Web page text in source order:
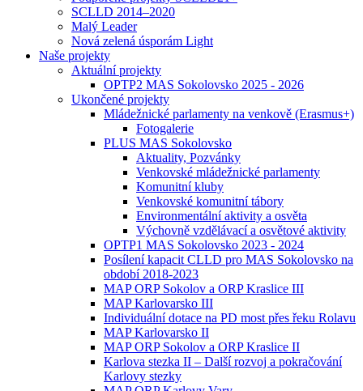
SCLLD 2014–2020
Malý Leader
Nová zelená úsporám Light
Naše projekty
Aktuální projekty
OPTP2 MAS Sokolovsko 2025 - 2026
Ukončené projekty
Mládežnické parlamenty na venkově (Erasmus+)
Fotogalerie
PLUS MAS Sokolovsko
Aktuality, Pozvánky
Venkovské mládežnické parlamenty
Komunitní kluby
Venkovské komunitní tábory
Environmentální aktivity a osvěta
Výchovně vzdělávací a osvětové aktivity
OPTP1 MAS Sokolovsko 2023 - 2024
Posílení kapacit CLLD pro MAS Sokolovsko na
období 2018-2023
MAP ORP Sokolov a ORP Kraslice III
MAP Karlovarsko III
Individuální dotace na PD most přes řeku Rolavu
MAP Karlovarsko II
MAP ORP Sokolov a ORP Kraslice II
Karlova stezka II – Další rozvoj a pokračování
Karlovy stezky